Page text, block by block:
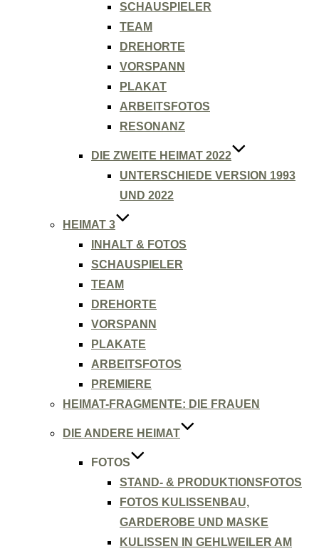
SCHAUSPIELER
TEAM
DREHORTE
VORSPANN
PLAKAT
ARBEITSFOTOS
RESONANZ
DIE ZWEITE HEIMAT 2022
UNTERSCHIEDE VERSION 1993
UND 2022
HEIMAT 3
INHALT & FOTOS
SCHAUSPIELER
TEAM
DREHORTE
VORSPANN
PLAKATE
ARBEITSFOTOS
PREMIERE
HEIMAT-FRAGMENTE: DIE FRAUEN
DIE ANDERE HEIMAT
FOTOS
STAND- & PRODUKTIONSFOTOS
FOTOS KULISSENBAU,
GARDEROBE UND MASKE
KULISSEN IN GEHLWEILER AM